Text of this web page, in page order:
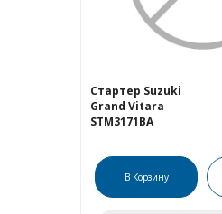
Стартер Suzuki
Grand Vitara
STM3171BA
В Корзину